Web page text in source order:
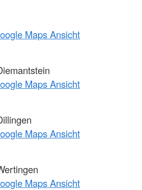
Maps Ansicht
Maps Ansicht
Maps Ansicht
Maps Ansicht